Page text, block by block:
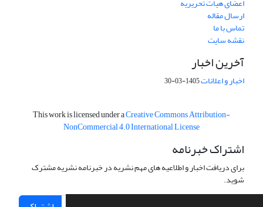
ارسال مقاله
تماس با ما
نقشه سایت
آخرین اخبار
اخبار و اعلانات1405-03-30
This work is licensed under aCreative Commons Attribution-
NonCommercial 4.0 International License
اشتراک خبرنامه
برای دریافت اخبار و اطلاعیه های مهم نشریه در خبرنامه نشریه مشترک
شوید.